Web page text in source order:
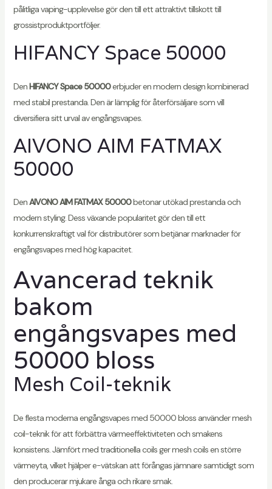
pålitliga vaping-upplevelse gör den till ett attraktivt tillskott till
grossistproduktportföljer.
HIFANCY Space 50000
DenHIFANCY Space 50000erbjuder en modern design kombinerad
med stabil prestanda. Den är lämplig för återförsäljare som vill
diversifiera sitt urval av engångsvapes.
AIVONO AIM FATMAX
50000
DenAIVONO AIM FATMAX 50000betonar utökad prestanda och
modern styling. Dess växande popularitet gör den till ett
konkurrenskraftigt val för distributörer som betjänar marknader för
engångsvapes med hög kapacitet.
Avancerad teknik
bakom
engångsvapes med
50000 bloss
Mesh Coil-teknik
De flesta moderna engångsvapes med 50000 bloss använder mesh
coil-teknik för att förbättra värmeeffektiviteten och smakens
konsistens. Jämfört med traditionella coils ger mesh coils en större
värmeyta, vilket hjälper e-vätskan att förångas jämnare samtidigt som
den producerar mjukare ånga och rikare smak.